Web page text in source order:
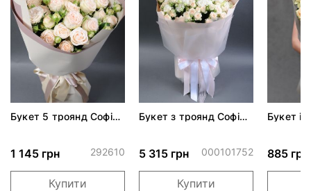
Букет 5 троянд Софі
1 145 грн 292610
Купити
Букет з троянд Софі
5 315 грн 000101752
Купити
Букет
885 грн